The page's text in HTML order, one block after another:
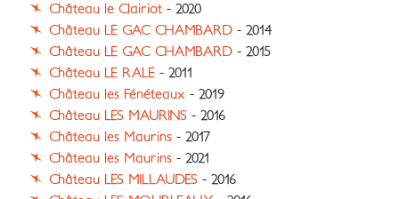
Château le Clairiot - 2020
Château LE GAC CHAMBARD - 2014
Château LE GAC CHAMBARD - 2015
Château LE RALE - 2011
Château les Fénéteaux - 2019
Château LES MAURINS - 2016
Château les Maurins - 2017
Château les Maurins - 2021
Château LES MILLAUDES - 2016